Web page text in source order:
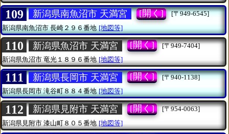
109 新潟県南魚沼市 天満宮 [開く]
[〒949-6545]
新潟県南魚沼市長崎２９６番地 [地図等]
110 新潟県魚沼市 天満宮 [開く]
[〒949-7404]
新潟県魚沼市竜光１８９６番地 [地図等]
111 新潟県長岡市 天満宮 [開く]
[〒940-1138]
新潟県長岡市滝谷町８８４番地 [地図等]
112 新潟県見附市 天満宮 [開く]
[〒954-0063]
新潟県見附市 漆山町８０５番地 [地図等]